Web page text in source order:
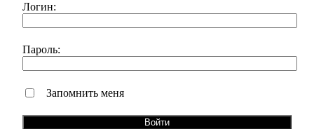
Логин:
Пароль:
Запомнить меня